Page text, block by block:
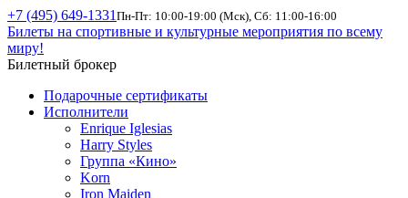
+7 (495) 649-1331 Пн-Пт: 10:00-19:00 (Мск), Сб: 11:00-16:00
Билеты на спортивные и культурные мероприятия по всему
миру!
Билетный брокер
Подарочные сертификаты
Исполнители
Enrique Iglesias
Harry Styles
Группа «Кино»
Korn
Iron Maiden